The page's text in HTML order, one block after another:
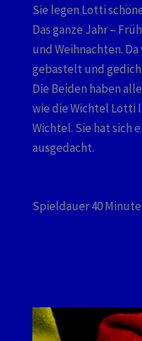
Sie legen Lotti
Das ganze Jahr –
und Weihnachten.
gebastelt und
Die Beiden haben
wie die Wichtel Lotti
Wichtel. Sie hat sich
ausgedacht.
Spieldauer 40